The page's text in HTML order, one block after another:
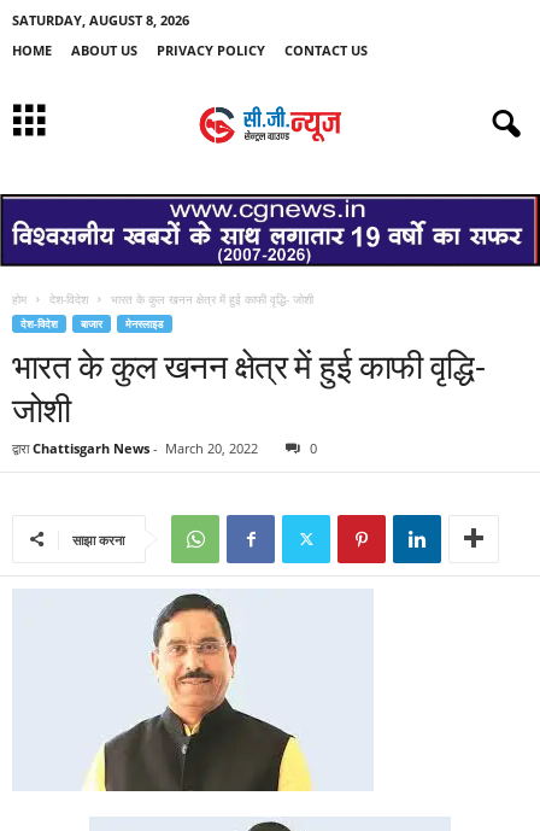
SATURDAY, AUGUST 8, 2026
HOME
ABOUT US PRIVACY POLICY CONTACT US
होम देश-विदेश भारत के कुल खनन क्षेत्र में हुई काफी वृद्धि- जोशी
देश-विदेश बाजार मेनस्लाइड
भारत के कुल खनन क्षेत्र में हुई काफी वृद्धि-
जोशी
द्वारा Chattisgarh News - March 20, 2022 0
साझा करना